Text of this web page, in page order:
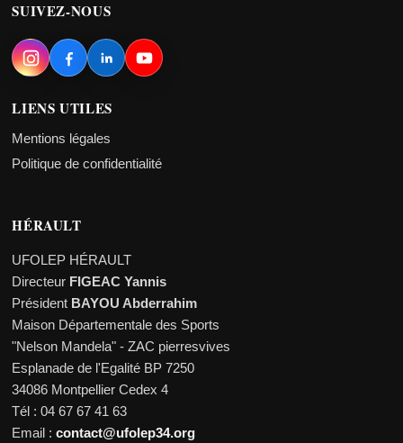
SUIVEZ-NOUS
LIENS UTILES
Mentions légales
Politique de confidentialité
HÉRAULT
UFOLEP HÉRAULT
Directeur FIGEAC Yannis
Président BAYOU Abderrahim
Maison Départementale des Sports
"Nelson Mandela" - ZAC pierresvives
Esplanade de l'Egalité BP 7250
34086 Montpellier Cedex 4
Tél : 04 67 67 41 63
Email :contact@ufolep34.org